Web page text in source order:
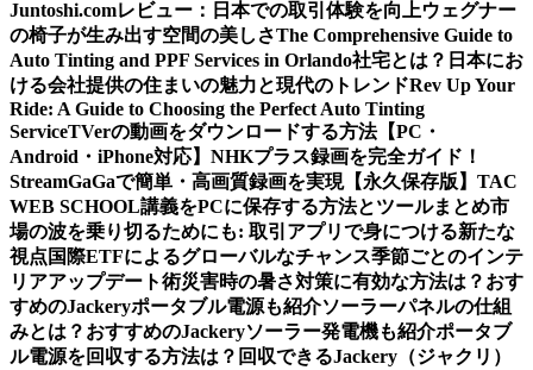
Juntoshi.comレビュー：日本での取引体験を向上ウェグナー
の椅子が生み出す空間の美しさThe Comprehensive Guide to
Auto Tinting and PPF Services in Orlando社宅とは？日本にお
ける会社提供の住まいの魅力と現代のトレンドRev Up Your
Ride: A Guide to Choosing the Perfect Auto Tinting
ServiceTVerの動画をダウンロードする方法【PC・
Android・iPhone対応】 NHKプラス録画を完全ガイド！
StreamGaGaで簡単・高画質録画を実現【永久保存版】TAC
WEB SCHOOL講義をPCに保存する方法とツールまとめ市
場の波を乗り切るためにも: 取引アプリで身につける新たな
視点 国際ETFによるグローバルなチャンス季節ごとのインテ
リアアップデート術災害時の暑さ対策に有効な方法は？おす
すめのJackeryポータブル電源も紹介ソーラーパネルの仕組
みとは？おすすめのJackeryソーラー発電機も紹介ポータブ
ル電源を回収する方法は？回収できるJackery（ジャクリ）